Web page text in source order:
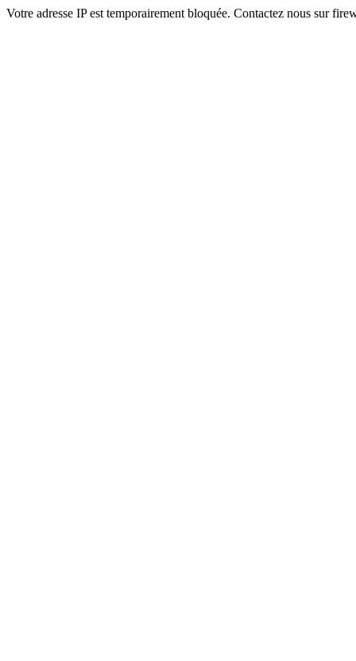
Votre adresse IP est temporairement bloquée. Contactez nous sur